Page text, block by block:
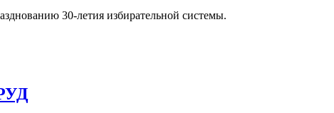
30-летия избирательной системы.